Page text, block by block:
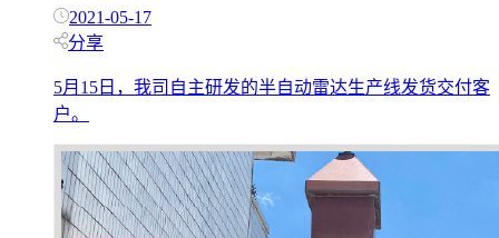
2021-05-17
分享
5月15日，我司自主研发的半自动雷达生产线发货交付客
户。